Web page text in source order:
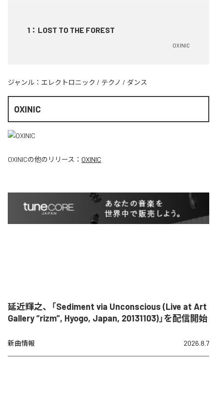
1 ： LOST TO THE FOREST
OXINIC
ジャンル： エレクトロニック / テクノ / ダンス
OXINIC
OXINICの他のリリース： OXINIC
延近輝之、「Sediment via Unconscious (Live at Art
Gallery “rizm”, Hyogo, Japan, 20131103)」を配信開始
新曲情報 2026.8.7